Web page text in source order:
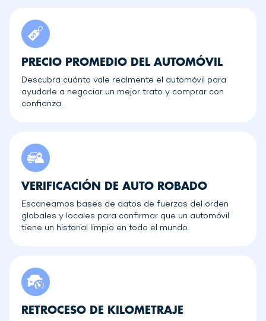
PRECIO PROMEDIO DEL AUTOMÓVIL
Descubra cuánto vale realmente el automóvil para
ayudarle a negociar un mejor trato y comprar con
confianza.
VERIFICACIÓN DE AUTO ROBADO
Escaneamos bases de datos de fuerzas del orden
globales y locales para confirmar que un automóvil
tiene un historial limpio en todo el mundo.
RETROCESO DE KILOMETRAJE